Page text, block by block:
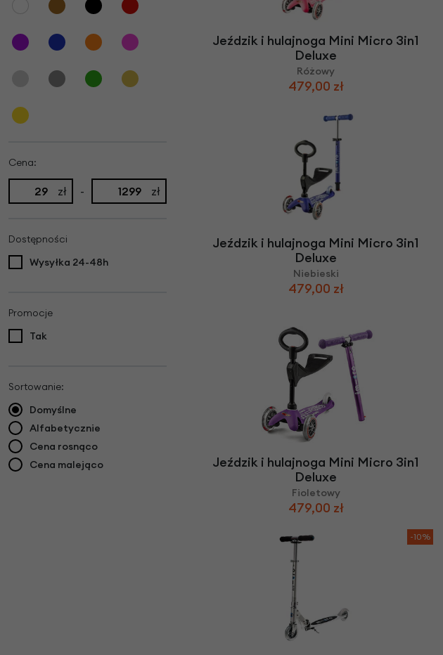
Cena:
zł - zł
Dostępności
Wysyłka 24-48h
Promocje
Tak
Sortowanie:
Domyślne
Alfabetycznie
Cena rosnąco
Cena malejąco
Jeździk i hulajnoga Mini Micro 3in1
Deluxe
Różowy
479,00 zł
Jeździk i hulajnoga Mini Micro 3in1
Deluxe
Niebieski
479,00 zł
Jeździk i hulajnoga Mini Micro 3in1
Deluxe
Fioletowy
479,00 zł
-10%